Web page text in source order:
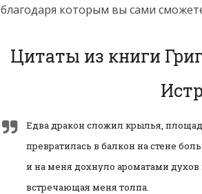
благодаря которым вы сами
Цитаты из книги
Едва дракон сложил крылья,
превратилась в балкон на стене
и на меня дохнуло ароматами
встречающая меня толпа.